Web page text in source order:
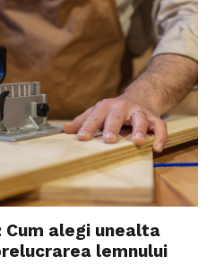
alegi unealta
lemnului